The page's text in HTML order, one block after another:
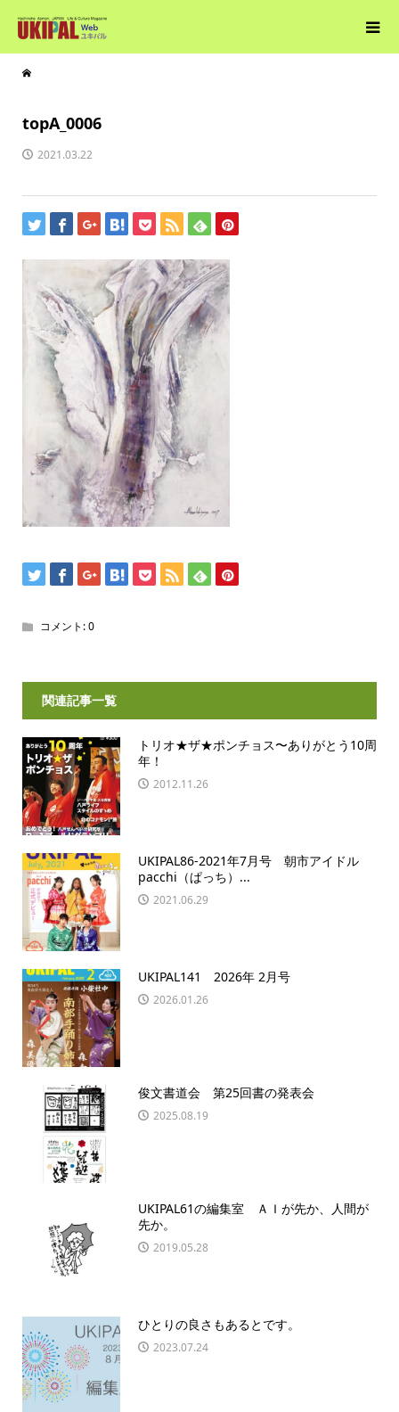
topA_0006
2021.03.22
コメント:0
関連記事一覧
トリオ★ザ★ポンチョス〜ありがとう10周
年！
2012.11.26
UKIPAL86-2021年7月号 朝市アイドル
pacchi（ぱっち）...
2021.06.29
UKIPAL141 2026年 2月号
2026.01.26
俊文書道会 第25回書の発表会
2025.08.19
UKIPAL61の編集室 ＡＩが先か、人間が
先か。
2019.05.28
ひとりの良さもあるとです。
2023.07.24